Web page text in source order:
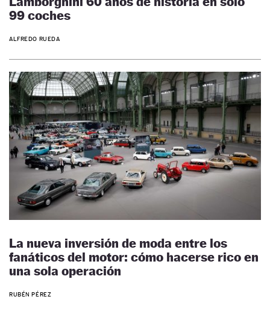
99 coches
ALFREDO RUEDA
La nueva inversión de moda entre los
fanáticos del motor: cómo hacerse rico en
una sola operación
RUBÉN PÉREZ